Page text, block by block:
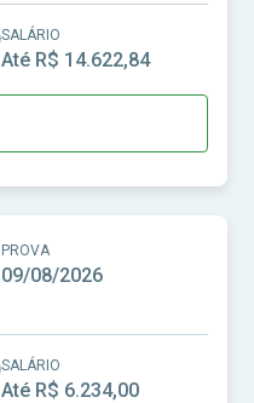
SALÁRIO
Até R$ 14.622,84
PROVA
09/08/2026
SALÁRIO
Até R$ 6.234,00